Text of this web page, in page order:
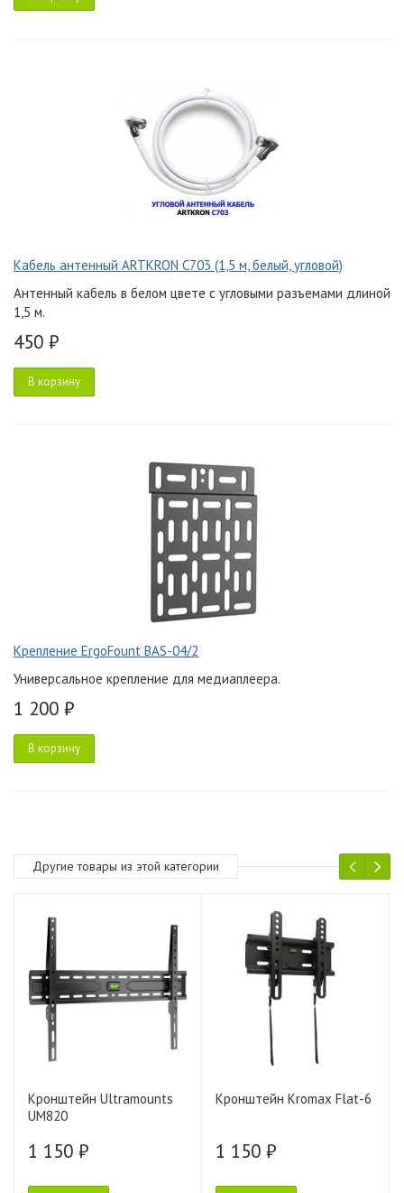
Кабель антенный ARTKRON C703 (1,5 м, белый, угловой)
Антенный кабель в белом цвете с угловыми разъемами длиной
1,5 м.
450 ₽
В корзину
Крепление ErgoFount BAS-04/2
Универсальное крепление для медиаплеера.
1 200 ₽
В корзину
Другие товары из этой категории
Кронштейн Ultramounts
UM820
1 150 ₽
Кронштейн Kromax Flat-6
1 150 ₽